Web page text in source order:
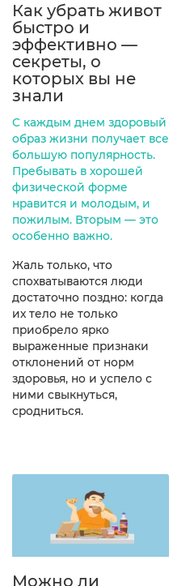
Как убрать живот
быстро и
эффективно —
секреты, о
которых вы не
знали
С каждым днем здоровый
образ жизни получает все
большую популярность.
Пребывать в хорошей
физической форме
нравится и молодым, и
пожилым. Вторым — это
особенно важно.
Жаль только, что
спохватываются люди
достаточно поздно: когда
их тело не только
приобрело ярко
выраженные признаки
отклонений от норм
здоровья, но и успело с
ними свыкнуться,
сродниться.
Можно ли